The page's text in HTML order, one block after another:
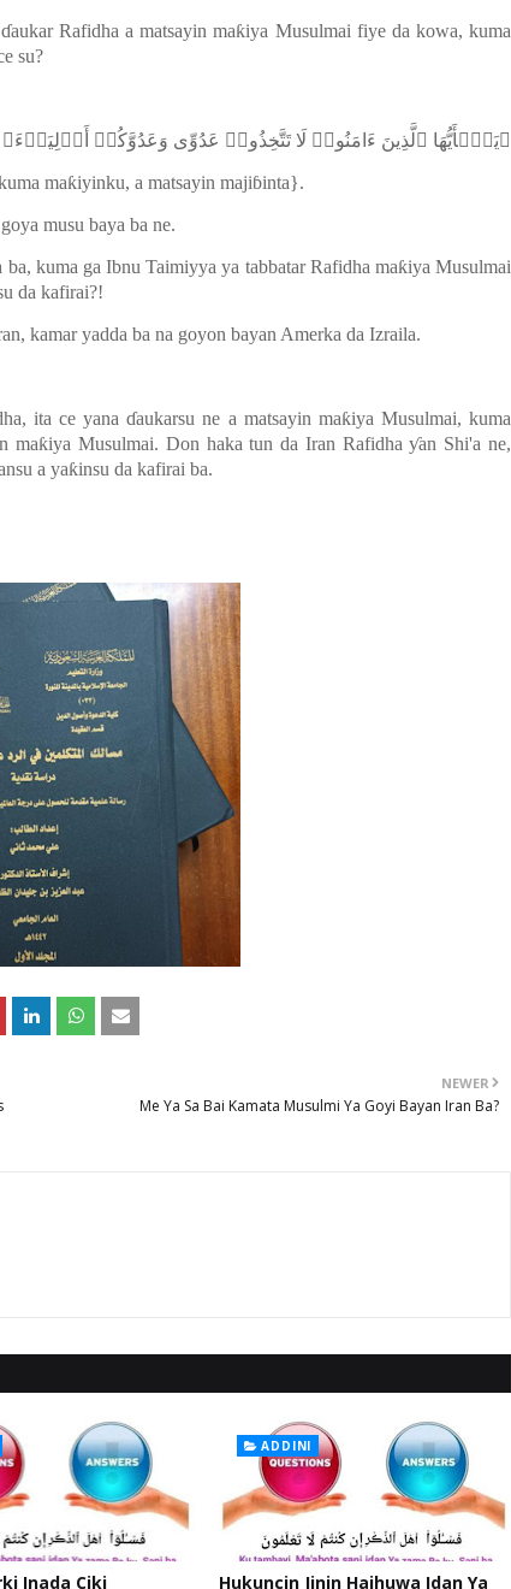
ɗaukar Rafidha a matsayin maƙiya Musulmai fiye da kowa, kuma
su?
﴿یَـٰۤأَیُّهَا ٱلَّذِینَ ءَامَنُوا۟ لَا تَتَّخِذُوا۟ عَدُوِّی وَعَدُوَّكُمۡ أَوۡلِیَاۤءَ﴾
maƙiyinku, a matsayin majiɓinta}.
musu baya ba ne.
ba, kuma ga Ibnu Taimiyya ya tabbatar Rafidha maƙiya Musulmai
da kafirai?!
kamar yadda ba na goyon bayan Amerka da Izraila.
ita ce yanaɗaukarsu ne a matsayin maƙiya Musulmai, kuma
maƙiya Musulmai. Don haka tun da Iran Rafidhaƴan Shi'a ne,
a yaƙinsu da kafirai ba.
NEWER
Me Ya Sa Bai Kamata Musulmi Ya Goyi Bayan Iran Ba?
Inada Ciki
ADDINI
Hukuncin Jinin Haihuwa Idan Ya